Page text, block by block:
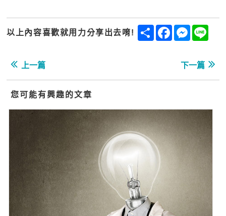
以上內容喜歡就用力分享出去唷! ShareFacebook
上一篇 下一篇
您可能有興趣的文章